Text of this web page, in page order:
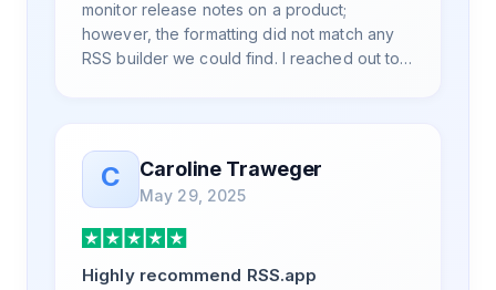
monitor release notes on a product;
however, the formatting did not match any
RSS builder we could find. I reached out to
was knowledgeable, kind, and clearly
wanted to understand the issue. It has been
a few weeks, but after many revisions and
direct support, all of my release notes are in
a way that my users understand and find
value in. Honestly, it has been an
C Caroline Traweger
May 29, 2025
Highly recommend RSS.app